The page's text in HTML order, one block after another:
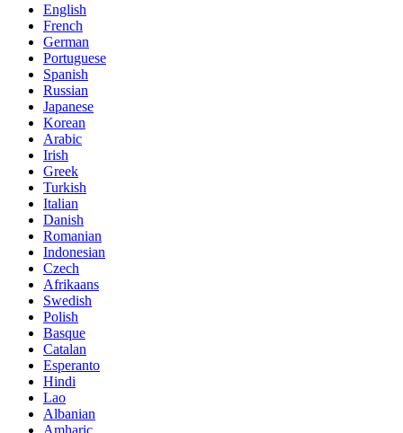
English
French
German
Portuguese
Spanish
Russian
Japanese
Korean
Arabic
Irish
Greek
Turkish
Italian
Danish
Romanian
Indonesian
Czech
Afrikaans
Swedish
Polish
Basque
Catalan
Esperanto
Hindi
Lao
Albanian
Amharic